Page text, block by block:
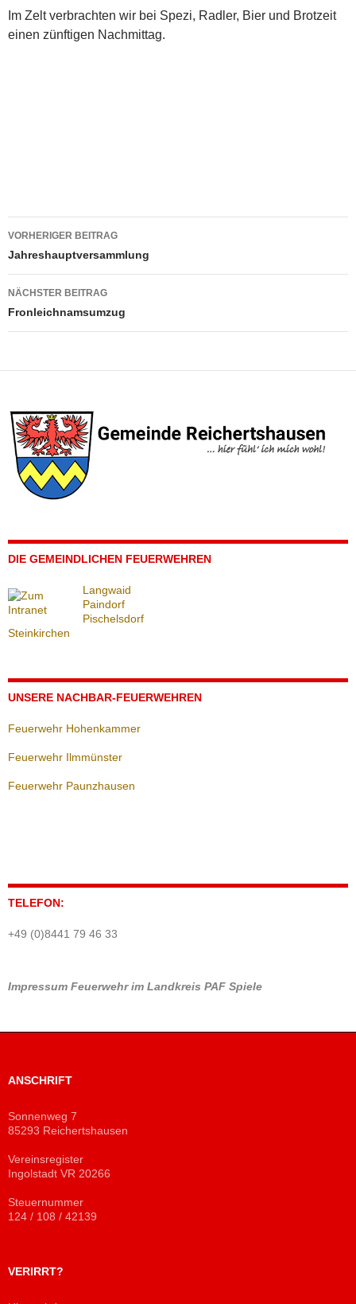
Im Zelt verbrachten wir bei Spezi, Radler, Bier und Brotzeit
einen zünftigen Nachmittag.
Beitragsnavigation
VORHERIGER BEITRAG
Jahreshauptversammlung
NÄCHSTER BEITRAG
Fronleichnamsumzug
DIE GEMEINDLICHEN FEUERWEHREN
Langwaid
Paindorf
Pischelsdorf
Steinkirchen
UNSERE NACHBAR-FEUERWEHREN
Feuerwehr Hohenkammer
Feuerwehr Ilmmünster
Feuerwehr Paunzhausen
TELEFON:
+49 (0)8441 79 46 33
Impressum Feuerwehr im Landkreis PAF Spiele
ANSCHRIFT
Sonnenweg 7
85293 Reichertshausen
Vereinsregister
Ingolstadt VR 20266
Steuernummer
124 / 108 / 42139
VERIRRT?